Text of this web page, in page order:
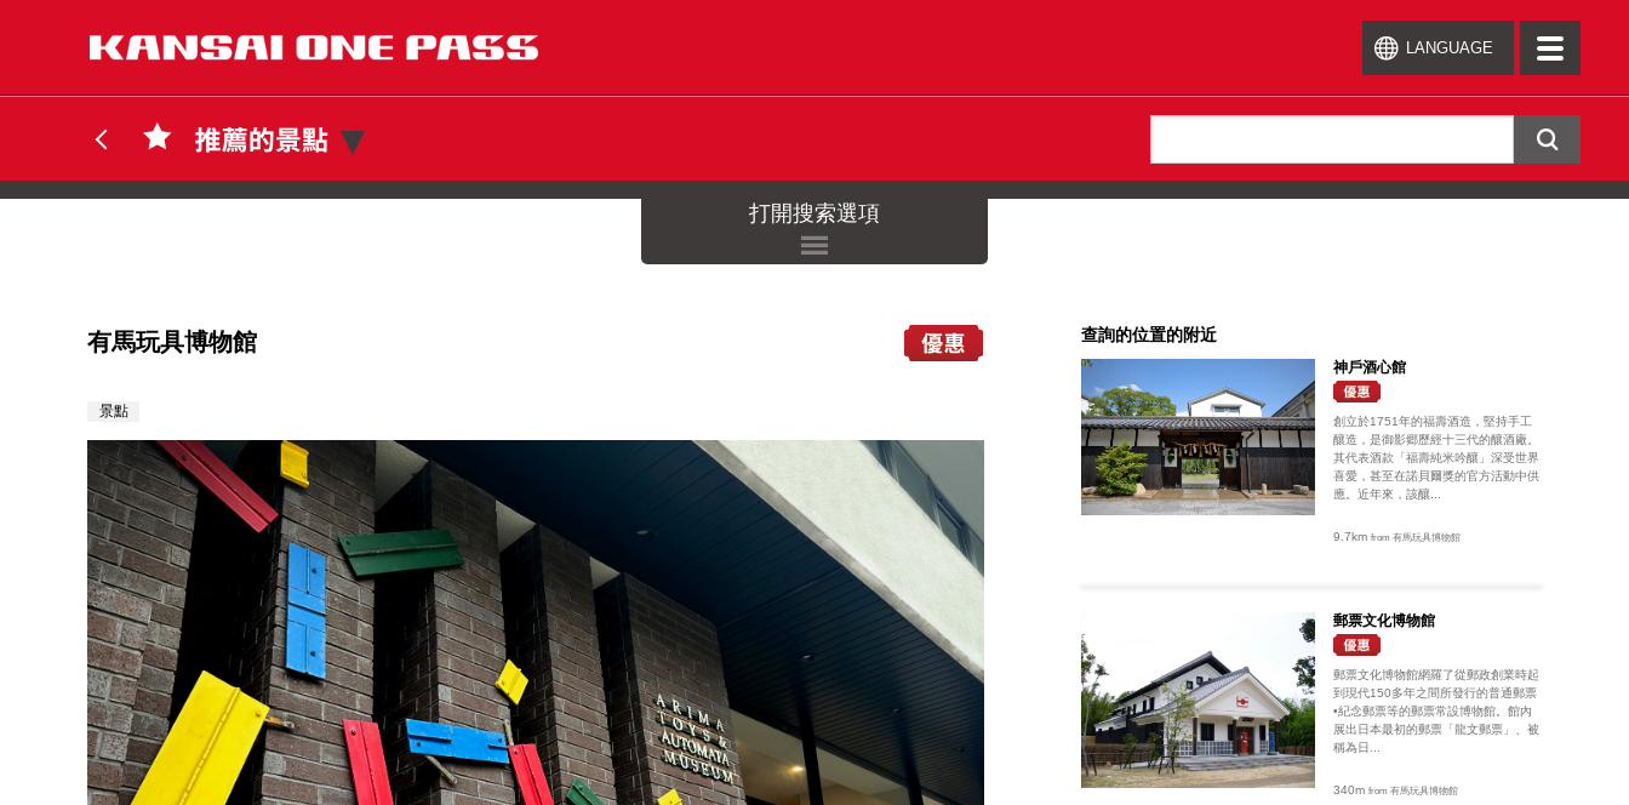
toggle
navigation
LANGUAGE
打開搜索選項
有馬玩具博物館
景點
查詢的位置的附近
神戶酒心館
創立於1751年的福壽酒造，堅持手工
釀造，是御影郷歷經十三代的釀酒廠。
其代表酒款「福壽純米吟釀」深受世界
喜愛，甚至在諾貝爾獎的官方活動中供
應。近年來，該釀...
9.7kmfrom 有馬玩具博物館
郵票文化博物館
郵票文化博物館網羅了從郵政創業時起
到現代150多年之間所發行的普通郵票
•紀念郵票等的郵票常設博物館。館內
展出日本最初的郵票「龍文郵票」、被
稱為日...
340mfrom 有馬玩具博物館